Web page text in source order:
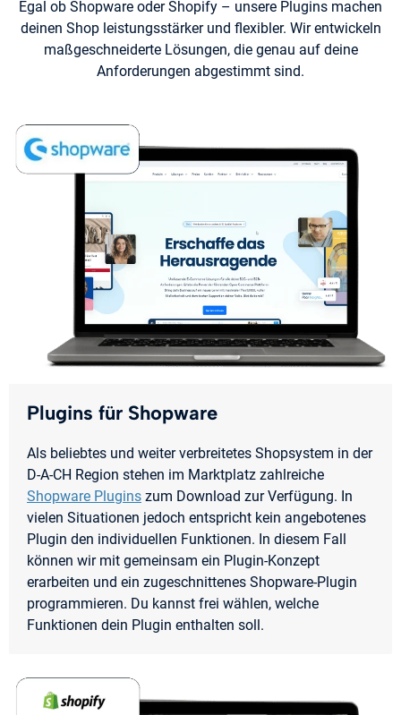
Egal ob Shopware oder Shopify – unsere Plugins machen
deinen Shop leistungsstärker und flexibler. Wir entwickeln
maßgeschneiderte Lösungen, die genau auf deine
Anforderungen abgestimmt sind.
Plugins für Shopware
Als beliebtes und weiter verbreitetes Shopsystem in der
D-A-CH Region stehen im Marktplatz zahlreiche
Shopware Plugins zum Download zur Verfügung. In
vielen Situationen jedoch entspricht kein angebotenes
Plugin den individuellen Funktionen. In diesem Fall
können wir mit gemeinsam ein Plugin-Konzept
erarbeiten und ein zugeschnittenes Shopware-Plugin
programmieren. Du kannst frei wählen, welche
Funktionen dein Plugin enthalten soll.